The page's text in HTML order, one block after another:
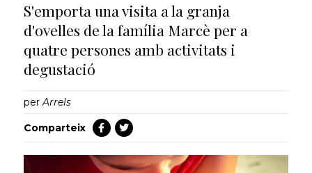
S'emporta una visita a la granja
d'ovelles de la família Marcè per a
quatre persones amb activitats i
degustació
perArrels
Comparteix